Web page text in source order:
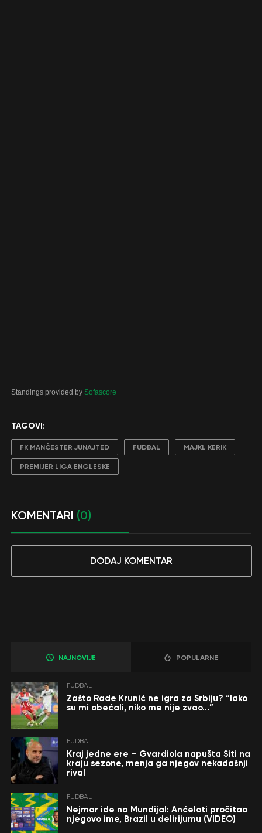
Standings provided by Sofascore
TAGOVI:
FK MANČESTER JUNAJTED FUDBAL MAJKL KERIK
PREMIJER LIGA ENGLESKE
KOMENTARI (0)
DODAJ KOMENTAR
NAJNOVIJE POPULARNE
FUDBAL
Zašto Rade Krunić ne igra za Srbiju? “Iako
su mi obećali, niko me nije zvao…”
FUDBAL
Kraj jedne ere – Gvardiola napušta Siti na
kraju sezone, menja ga njegov nekadašnji
rival
FUDBAL
Nejmar ide na Mundijal: Anćeloti pročitao
njegovo ime, Brazil u delirijumu (VIDEO)